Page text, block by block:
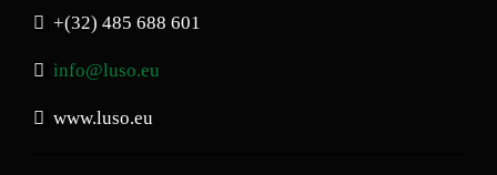
+(32) 485 688 601
info@luso.eu
www.luso.eu